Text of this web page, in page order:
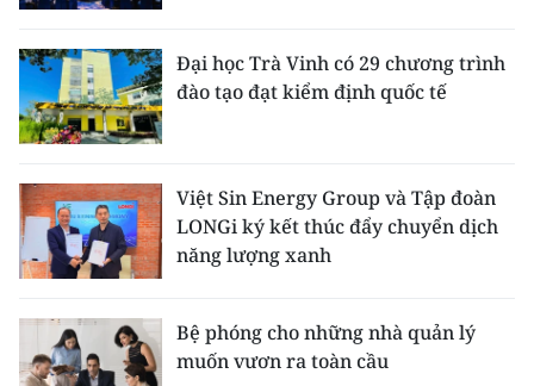
Đại học Trà Vinh có 29 chương trình
đào tạo đạt kiểm định quốc tế
Việt Sin Energy Group và Tập đoàn
LONGi ký kết thúc đẩy chuyển dịch
năng lượng xanh
Bệ phóng cho những nhà quản lý
muốn vươn ra toàn cầu